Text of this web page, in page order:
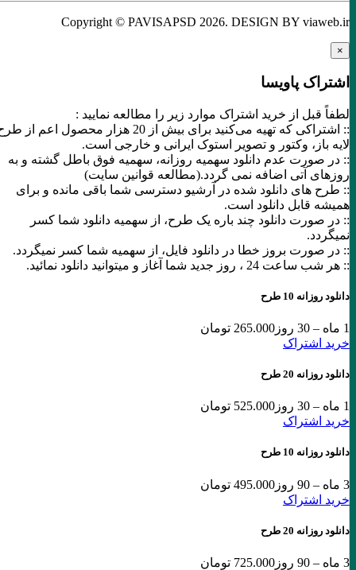
Copyright © PAVISAPSD2026 . DESIGN BY viaweb.ir
اشتراک پاویسا
لطفاً قبل از خرید اشتراک موارد زیر را مطالعه نمایید :
:: اشتراکی که تهیه می‌کنید برای بیش از 20 هزار محصول اعم از طرح
لایه باز، وکتور و تصویر استوک ایرانی و خارجی است.
:: در صورت عدم دانلود سهمیه روزانه، سهمیه فوق باطل گشته و به
روزهای آتی اضافه نمی گردد.(مطالعه قوانین سایت)
:: طرح های دانلود شده در آرشیو دسترسی شما باقی مانده و برای
همیشه قابل دانلود است.
:: در صورت دانلود چند باره یک طرح، از سهمیه دانلود شما کسر
نمیگردد.
:: در صورت بروز خطا در دانلود فایل، از سهمیه شما کسر نمیگردد.
:: هر شب ساعت 24 ،‌ روز جدید شما آغاز و میتوانید دانلود نمائید.
دانلود روزانه 10 طرح
265.000 تومان
خرید اشتراک
دانلود روزانه 20 طرح
525.000 تومان
خرید اشتراک
دانلود روزانه 10 طرح
495.000 تومان
خرید اشتراک
دانلود روزانه 20 طرح
725.000 تومان